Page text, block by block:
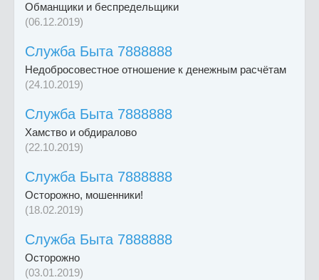
Обманщики и беспредельщики
(06.12.2019)
Служба Быта 7888888
Недобросовестное отношение к денежным расчётам
(24.10.2019)
Служба Быта 7888888
Хамство и обдиралово
(22.10.2019)
Служба Быта 7888888
Осторожно, мошенники!
(18.02.2019)
Служба Быта 7888888
Осторожно
(03.01.2019)